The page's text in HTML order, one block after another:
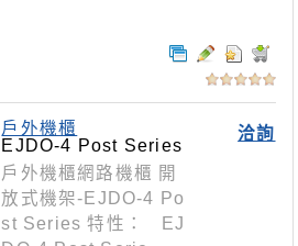
洽詢
戶外機櫃
EJDO-4 Post Series
戶外機櫃網路機櫃 開
放式機架-EJDO-4 Po
st Series 特性： EJ